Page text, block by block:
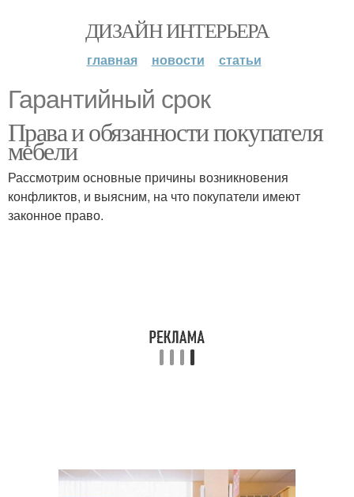
ДИЗАЙН ИНТЕРЬЕРА
главная новости статьи
Гарантийный срок
Права и обязанности покупателя
мебели
Рассмотрим основные причины возникновения
конфликтов, и выясним, на что покупатели имеют
законное право.